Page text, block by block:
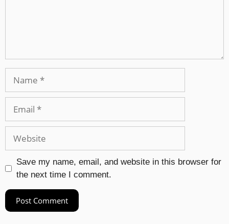
Save my name, email, and website in this browser for
the next time I comment.